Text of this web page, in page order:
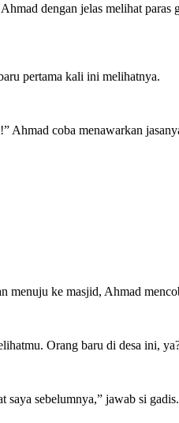
dengan jelas melihat
pertama kali ini melihatnya.
Ahmad coba menawarkan
ke masjid, Ahmad
Orang baru di desa ini,
sebelumnya,” jawab si